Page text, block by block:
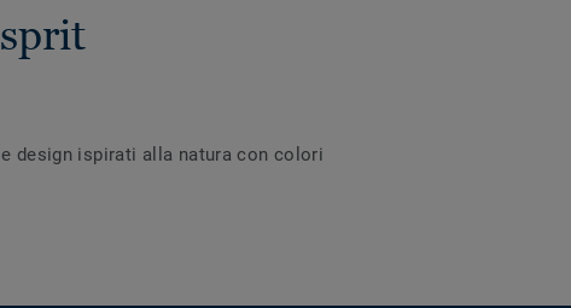
design ispirati alla natura con colori